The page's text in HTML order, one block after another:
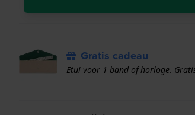
Gratis cadeau
Etui voor 1 band of horloge.